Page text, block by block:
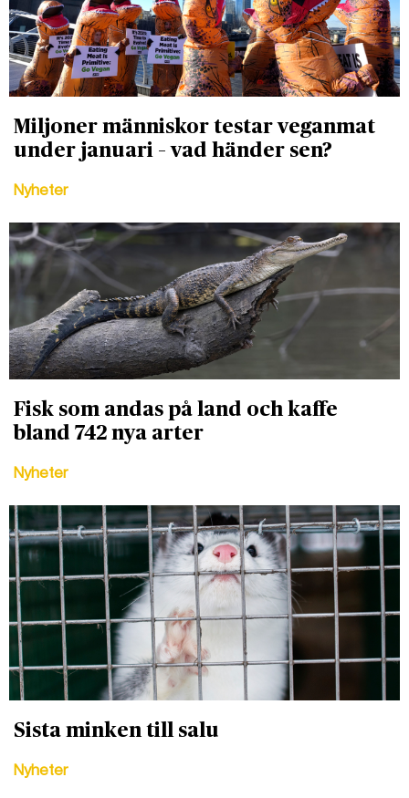
Miljoner människor testar veganmat
under januari – vad händer sen?
Nyheter
Fisk som andas på land och kaffe
bland 742 nya arter
Nyheter
Sista minken till salu
Nyheter